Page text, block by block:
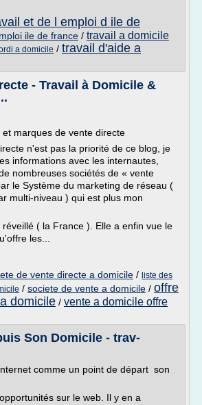
et de l emploi d ile de
ile de france / travail a domicile
a domicile / travail d'aide a
- Travail à Domicile &
et marques de vente directe
n'est pas la priorité de ce blog, je
informations avec les internautes,
nombreuses sociétés de « vente
le Système du marketing de réseau (
multi-niveau ) qui est plus mon
( la France ). Elle a enfin vue le
les...
de vente directe a domicile / liste des
/ societe de vente a domicile / offre
domicile / vente a domicile offre
Son Domicile - trav-
comme un point de départ son
sur le web. Il y en a